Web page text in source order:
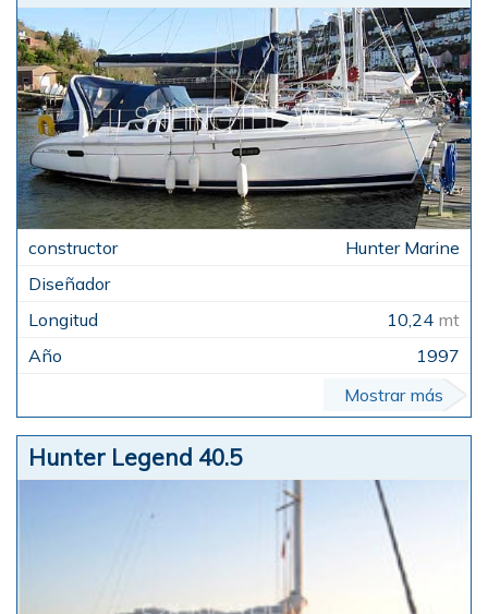
Hunter Marine
10,24 mt
1997
Mostrar más
Hunter Legend 40.5